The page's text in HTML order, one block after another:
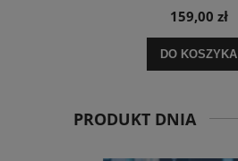
159,00 zł
DO KOSZYKA
PRODUKT DNIA